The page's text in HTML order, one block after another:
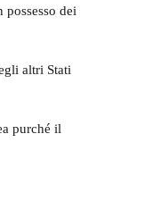
dei
altri Stati
purché il